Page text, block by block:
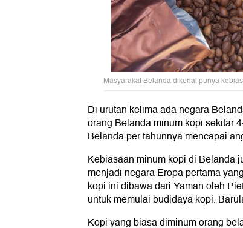
Masyarakat Belanda dikenal punya
Di urutan kelima ada negara
orang Belanda minum kopi sekitar
Belanda per tahunnya mencapai
Kebiasaan minum kopi di Belanda
menjadi negara Eropa pertama
kopi ini dibawa dari Yaman oleh
untuk memulai budidaya kopi.
Kopi yang biasa diminum orang